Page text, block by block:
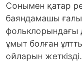
Сонымен қатар
баяндамашы
фольклорындағы
ұмыт болған
ойларын жеткізді.